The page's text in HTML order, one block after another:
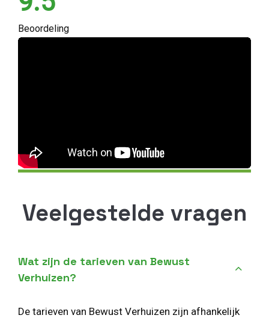
Beoordeling
Veelgestelde vragen
Wat zijn de tarieven van Bewust
Verhuizen?
De tarieven van Bewust Verhuizen zijn afhankelijk